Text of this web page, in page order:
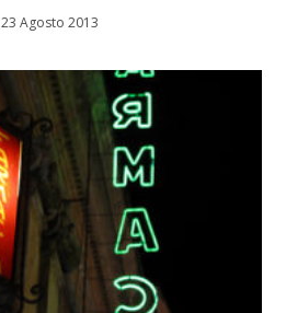
23 Agosto 2013